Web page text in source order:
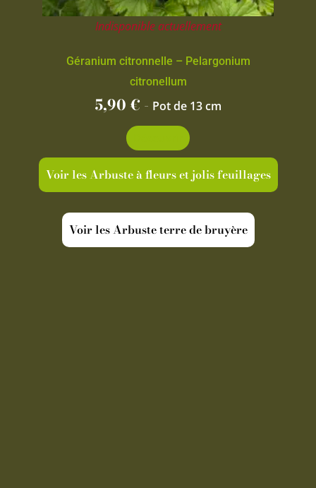
Indisponible actuellement
Géranium citronnelle – Pelargonium
citronellum
5,90€ - Pot de 13 cm
Voir les Arbuste à fleurs et jolis feuillages
Voir les Arbuste terre de bruyère